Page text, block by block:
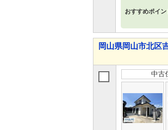
おすすめポイン
岡山県岡山市北区
中古